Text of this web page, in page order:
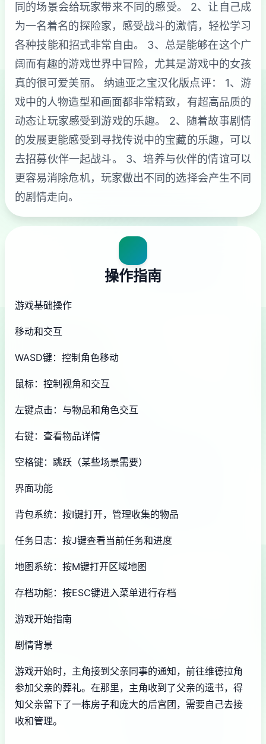
同的场景会给玩家带来不同的感受。 2、让自己成
为一名着名的探险家，感受战斗的激情，轻松学习
各种技能和招式非常自由。 3、总是能够在这个广
阔而有趣的游戏世界中冒险，尤其是游戏中的女孩
真的很可爱美丽。 纳迪亚之宝汉化版点评： 1、游
戏中的人物造型和画面都非常精致，有超高品质的
动态让玩家感受到游戏的乐趣。 2、随着故事剧情
的发展更能感受到寻找传说中的宝藏的乐趣，可以
去招募伙伴一起战斗。 3、培养与伙伴的情谊可以
更容易消除危机，玩家做出不同的选择会产生不同
的剧情走向。
操作指南
游戏基础操作
移动和交互
WASD键：控制角色移动
鼠标：控制视角和交互
左键点击：与物品和角色交互
右键：查看物品详情
空格键：跳跃（某些场景需要）
界面功能
背包系统：按I键打开，管理收集的物品
任务日志：按J键查看当前任务和进度
地图系统：按M键打开区域地图
存档功能：按ESC键进入菜单进行存档
游戏开始指南
剧情背景
游戏开始时，主角接到父亲同事的通知，前往维德拉角
参加父亲的葬礼。在那里，主角收到了父亲的遗书，得
知父亲留下了一栋房子和庞大的后宫团，需要自己去接
收和管理。